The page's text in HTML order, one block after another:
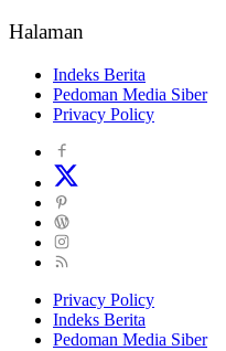
Halaman
Indeks Berita
Pedoman Media Siber
Privacy Policy
Privacy Policy
Indeks Berita
Pedoman Media Siber